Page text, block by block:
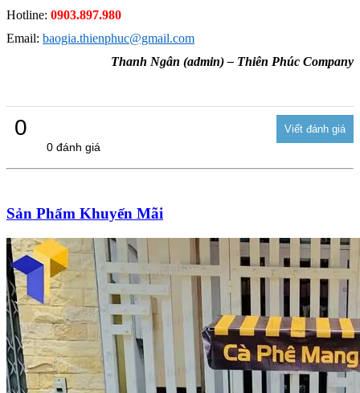
Hotline: 0903.897.980
Email: baogia.thienphuc@gmail.com
Thanh Ngân (admin) – Thiên Phúc Company
0
0 đánh giá
Sản Phẩm Khuyến Mãi